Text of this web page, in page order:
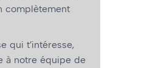
complètement
qui t’intéresse,
à notre équipe de